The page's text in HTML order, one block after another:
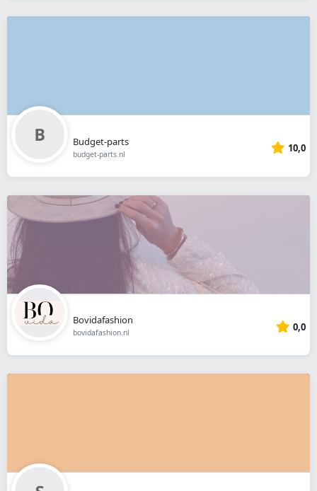
Budget-parts
budget-parts.nl 10,0
Bovidafashion
bovidafashion.nl 0,0